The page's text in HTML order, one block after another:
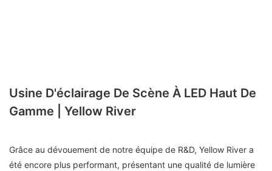
Usine D'éclairage De Scène À LED Haut De
Gamme | Yellow River
Grâce au dévouement de notre équipe de R&D, Yellow River a
été encore plus performant, présentant une qualité de lumière